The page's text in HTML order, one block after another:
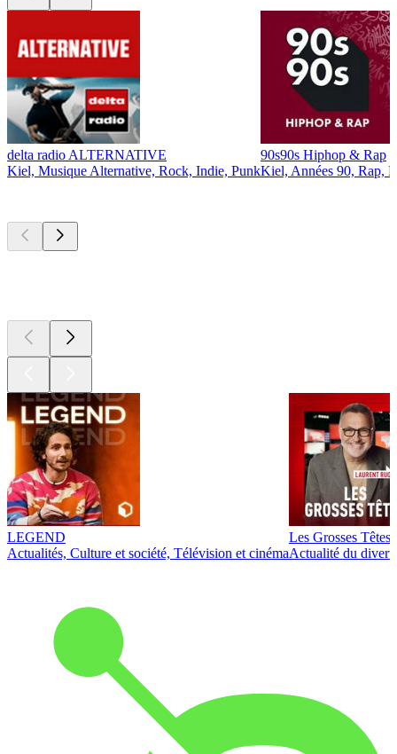
delta radio ALTERNATIVE
Kiel, Musique Alternative, Rock, Indie, Punk
90s90s Hiphop & Rap
Kiel, Années 90, Rap,
LEGEND
Actualités, Culture et société, Télévision et cinéma
Les Grosses Têtes
Actualité du